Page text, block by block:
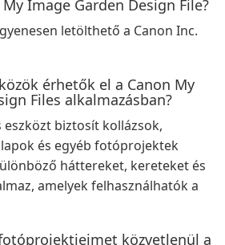
Image Garden Design File?
letölthető a Canon Inc.
érhetők el a Canon My
Files alkalmazásban?
eszközt biztosít kollázsok,
és egyéb fotóprojektek
háttereket, kereteket és
amelyek felhasználhatók a
közvetlenül a